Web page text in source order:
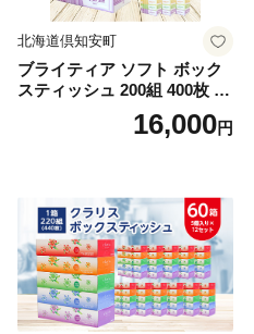
北海道倶知安町
ブライティア ソフト ボック
スティッシュ 200組 400枚 60
箱 日本製 まとめ買い ティッ
シュ リサイクル 長持 防災 常
倶知安町 日用品
16,000円